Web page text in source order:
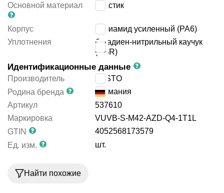
Основной материал пластик
Корпус
полиамид усиленный (PA6)
Уплотнения
бутадиен-нитрильный каучук
(NBR)
Идентификационные данные
Производитель
FESTO
Родина бренда
Германия
Артикул
537610
Маркировка
VUVB-S-M42-AZD-Q4-1T1L
GTIN
4052568173579
Ед. изм.
шт.
Найти похожие